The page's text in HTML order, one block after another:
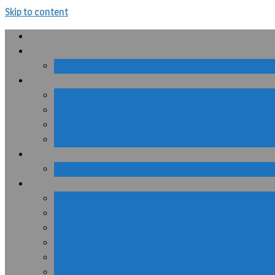
Skip to content